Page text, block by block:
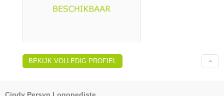
BEKIJK VOLLEDIG PROFIEL
Cindy Persyn Logopediste